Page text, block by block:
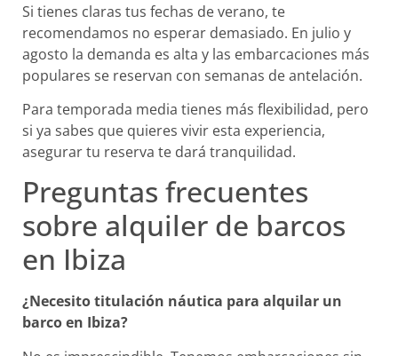
Si tienes claras tus fechas de verano, te
recomendamos no esperar demasiado. En julio y
agosto la demanda es alta y las embarcaciones más
populares se reservan con semanas de antelación.
Para temporada media tienes más flexibilidad, pero
si ya sabes que quieres vivir esta experiencia,
asegurar tu reserva te dará tranquilidad.
Preguntas frecuentes
sobre alquiler de barcos
en Ibiza
¿Necesito titulación náutica para alquilar un
barco en Ibiza?